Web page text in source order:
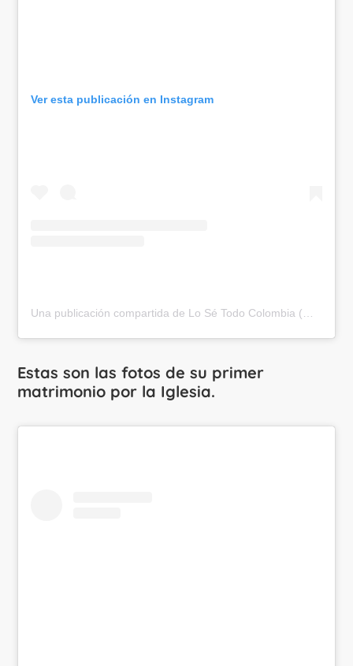
Ver esta publicación en Instagram
Estas son las fotos de su primer
matrimonio por la Iglesia.